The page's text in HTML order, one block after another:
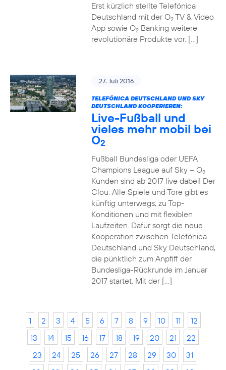
Erst kürzlich stellte Telefónica
Deutschland mit der O2TV & Video
App sowie O2Banking weitere
revolutionäre Produkte vor. […]
27. Juli 2016
TELEFÓNICA DEUTSCHLAND UND SKY
DEUTSCHLAND KOOPERIEREN:
Live-Fußball und
vieles mehr mobil bei
O2
Fußball Bundesliga oder UEFA
Champions League auf Sky – O2
Kunden sind ab 2017 live dabei! Der
Clou: Alle Spiele und Tore gibt es
künftig unterwegs, zu Top-
Konditionen und mit flexiblen
Laufzeiten. Dafür sorgt die neue
Kooperation zwischen Telefónica
Deutschland und Sky Deutschland,
die pünktlich zum Anpfiff der
Bundesliga-Rückrunde im Januar
2017 startet. Mit der […]
1 2 3 4 5 6 7 8 9 10 11
12
13
14 15 16 17 18 19 20 21
22
23
24 25 26 27 28 29 30
31